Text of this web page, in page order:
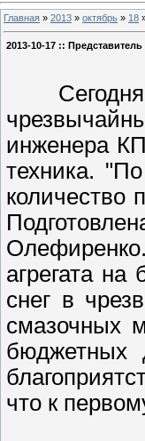
Главная » 2013 » октябрь » 18
2013-10-17 ::
Сегодня в
инженера
техника. "
количество
агрегата
снег в
смазочных
бюджетных
что к